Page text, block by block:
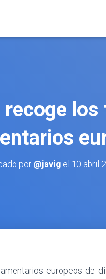
por @javig el 10 abril
europeos de